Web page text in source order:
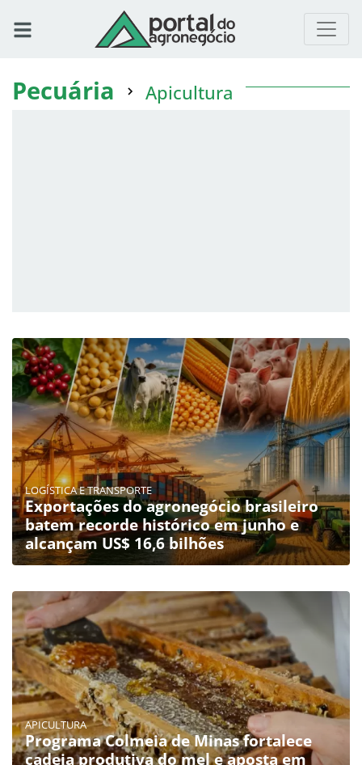
Pecuária Apicultura
LOGÍSTICA E TRANSPORTE
Exportações do agronegócio brasileiro
batem recorde histórico em junho e
alcançam US$ 16,6 bilhões
APICULTURA
Programa Colmeia de Minas fortalece
cadeia produtiva do mel e aposta em